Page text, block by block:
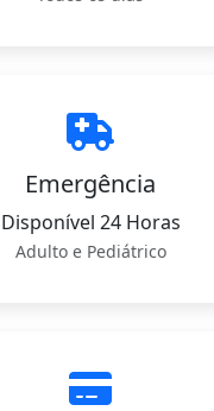
Emergência
Disponível 24 Horas
Adulto e Pediátrico